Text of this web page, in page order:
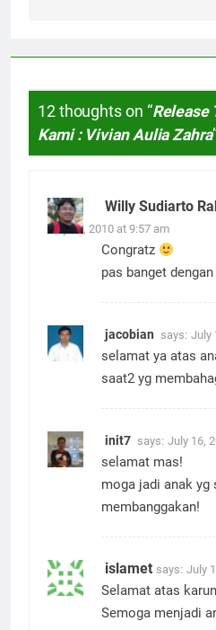
12 thoughts on “Release
Kami : Vivian Aulia Zahra
Willy Sudiarto
July 16, 2010 at 9:57 am
Congratz
pas banget
jacobian says: July
selamat ya atas
saat2 yg
init7 says: July 16,
selamat mas!
moga jadi anak yg
membanggakan!
islamet says: July
Selamat atas
Semoga menjadi